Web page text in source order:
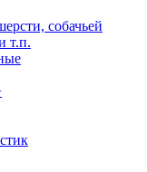
собачьей
т.п.